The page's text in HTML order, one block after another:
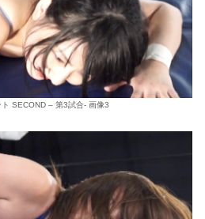
SECOND – 第3試合- 画像3